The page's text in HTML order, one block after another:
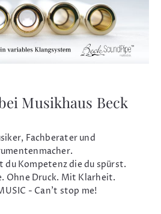
Musikhaus Beck
Fachberater und
du Kompetenz die du spürst.
Ohne Druck. Mit Klarheit.
- Can't stop me!